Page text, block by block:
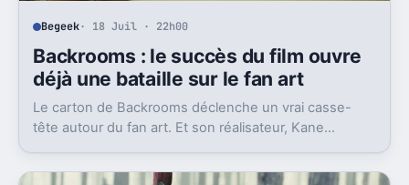
Begeek· 18 Juil · 22h00
Backrooms : le succès du film ouvre
déjà une bataille sur le fan art
Le carton de Backrooms déclenche un vrai casse-
tête autour du fan art. Et son réalisateur, Kane